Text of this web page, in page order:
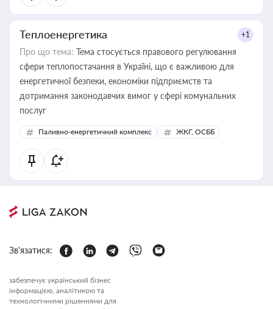
Теплоенергетика +1
Про що тема: Тема стосується правового регулювання
сфери теплопостачання в Україні, що є важливою для
енергетичної безпеки, економіки підприємств та
дотримання законодавчих вимог у сфері комунальних
послуг
Паливно-енергетичний комплекс ЖКГ, ОСББ
Зв'язатися:
забезпечує український бізнес
інформацією, аналітикою та
технологічними рішеннями для